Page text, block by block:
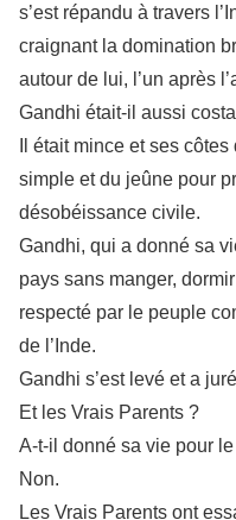
s’est répandu à travers
craignant la domination
autour de lui, l’un après
Gandhi était-il aussi
Il était mince et ses
simple et du jeûne pour
désobéissance civile.
Gandhi, qui a donné sa
pays sans manger,
respecté par le peuple
de l’Inde.
Gandhi s’est levé et a
Et les Vrais Parents ?
A-t-il donné sa vie pour
Non.
Les Vrais Parents ont